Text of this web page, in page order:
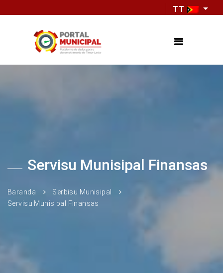
TT
Servisu Munisipal Finansas
Baranda
Serbisu Munisipal
Servisu Munisipal Finansas